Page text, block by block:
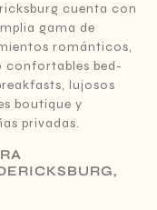
cuenta con
gama de
románticos,
confortables bed-
lujosos
boutique y
privadas.